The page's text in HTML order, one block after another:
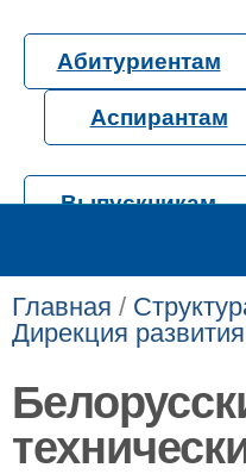
Абитуриентам
Аспирантам
Выпускникам
Главная /
Дирекция